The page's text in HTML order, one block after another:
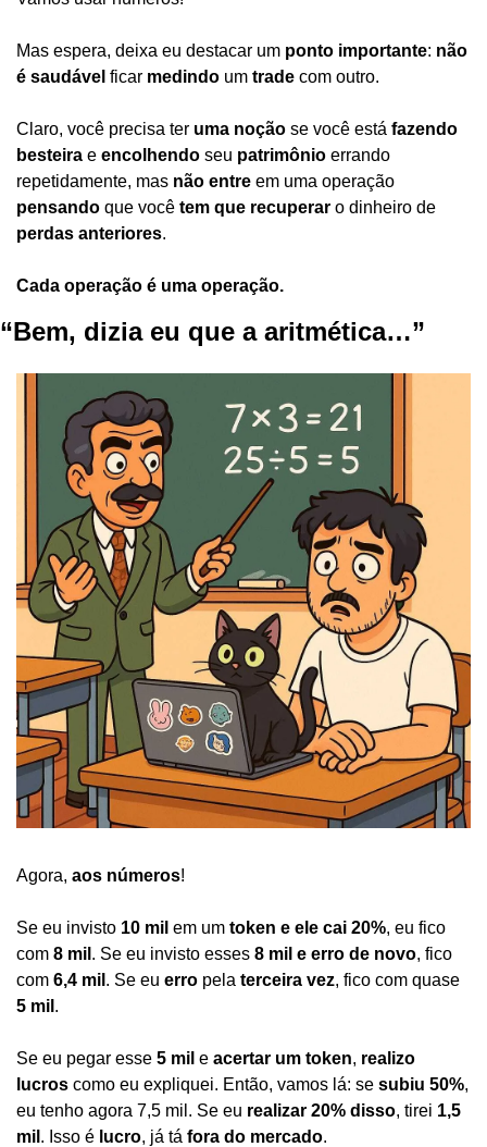
Mas espera, deixa eu destacar um ponto importante: não
é saudável ficar medindo um trade com outro.
Claro, você precisa ter uma noção se você está fazendo
besteira e encolhendo seu patrimônio errando
repetidamente, mas não entre em uma operação
pensando que você tem que recuperar
perdas anteriores.
Cada operação é uma operação.
“Bem, dizia eu que a aritmética…”
Agora, aos números!
Se eu invisto 10 mil em um token e ele cai 20%, eu fico
com 8 mil . Se eu invisto esses 8 mil e erro de novo, fico
com 6,4 mil . Se eu erro pela terceira vez
5 mil .
Se eu pegar esse 5 mil e acertar um token, realizo
lucros como eu expliquei. Então, vamos lá: se subiu 50%,
eu tenho agora 7,5 mil. Se eu realizar 20% disso, tirei 1,5
mil . Isso é lucro, já tá fora do mercado.